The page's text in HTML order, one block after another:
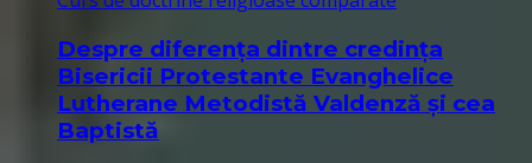
Despre diferența dintre credința
Bisericii Protestante Evanghelice
Lutherane Metodistă Valdenză și cea
Baptistă